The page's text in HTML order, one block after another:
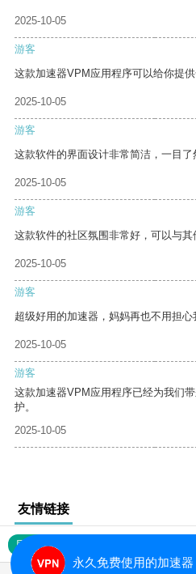
2025-10-05
游客
这款加速器VPM应用程序可以给你提
2025-10-05
游客
这款软件的界面设计非常简洁，一目了
2025-10-05
游客
这款软件的社区氛围非常好，可以与其
2025-10-05
游客
超级好用的加速器，妈妈再也不用担心
2025-10-05
游客
这款加速器VPM应用程序已经为我们
护。
2025-10-05
友情链接
网站地图
永久免费使用的加速器